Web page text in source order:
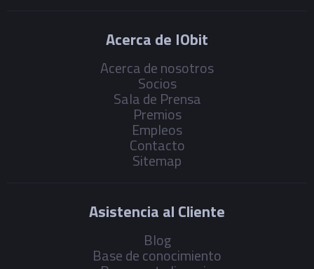
Acerca de IObit
Acerca de nosotros
Socios
Sala de Prensa
Premios
Empleos
Contacto
Sitemap
Asistencia al Cliente
Blog
Base de conocimiento